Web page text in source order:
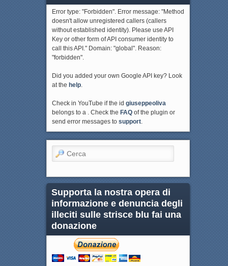
Error type: "Forbidden". Error message: "Method
doesn't allow unregistered callers (callers
without established identity). Please use API
Key or other form of API consumer identity to
call this API." Domain: "global". Reason:
"forbidden".
Did you added your own Google API key? Look
at the help.
Check in YouTube if the id giuseppeoliva
belongs to a . Check the FAQof the plugin or
send error messages to support.
Cerca
Supporta la nostra opera di
informazione e denuncia degli
illeciti sulle strisce blu fai una
donazione